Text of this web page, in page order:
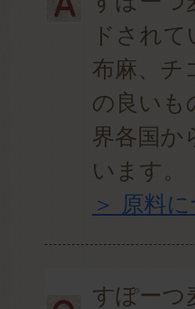
ドされ
布麻、チ
の良いも
界各国か
います。
＞ 原料
すぽーつ